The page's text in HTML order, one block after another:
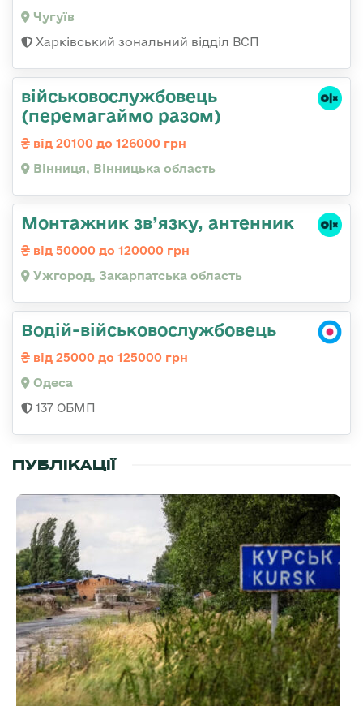
Чугуїв
Харківський зональний відділ ВСП
військовослужбовець
(перемагаймо разом)
від 20100 до 126000 грн
Вінниця, Вінницька область
Монтажник зв’язку, антенник
від 50000 до 120000 грн
Ужгород, Закарпатська область
Водій-військовослужбовець
від 25000 до 125000 грн
Одеса
137 ОБМП
ПУБЛІКАЦІЇ